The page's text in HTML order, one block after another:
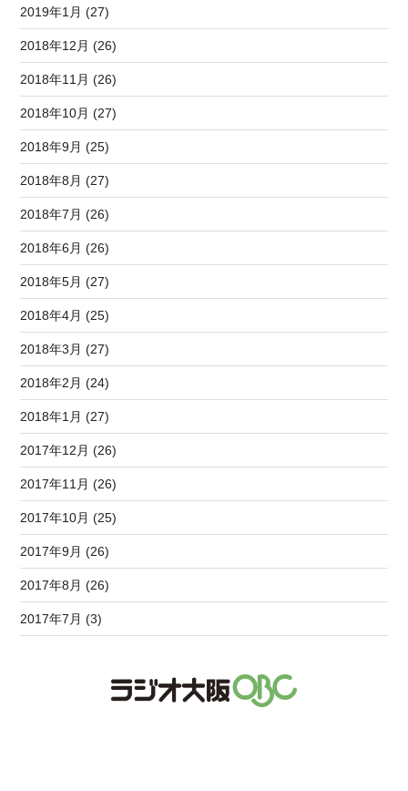
2019年1月 (27)
2018年12月 (26)
2018年11月 (26)
2018年10月 (27)
2018年9月 (25)
2018年8月 (27)
2018年7月 (26)
2018年6月 (26)
2018年5月 (27)
2018年4月 (25)
2018年3月 (27)
2018年2月 (24)
2018年1月 (27)
2017年12月 (26)
2017年11月 (26)
2017年10月 (25)
2017年9月 (26)
2017年8月 (26)
2017年7月 (3)